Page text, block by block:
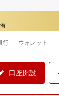
口座開設
行 ウォレット